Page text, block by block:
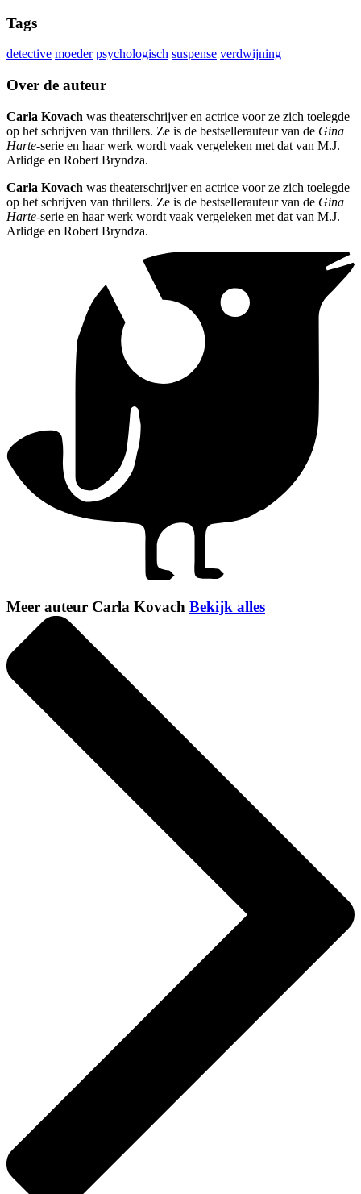
Tags
detective moeder psychologisch suspense verdwijning
Over de auteur
Carla Kovach was theaterschrijver en actrice voor ze zich toelegde
op het schrijven van thrillers. Ze is de bestsellerauteur van de Gina
Harte-serie en haar werk wordt vaak vergeleken met dat van M.J.
Arlidge en Robert Bryndza.
Carla Kovach was theaterschrijver en actrice voor ze zich toelegde
op het schrijven van thrillers. Ze is de bestsellerauteur van de Gina
Harte-serie en haar werk wordt vaak vergeleken met dat van M.J.
Arlidge en Robert Bryndza.
Meer auteur Carla Kovach Bekijk alles